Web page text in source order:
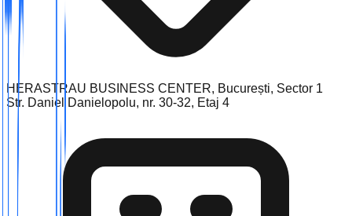
HERASTRAU BUSINESS CENTER, București, Sector 1
Str. Daniel Danielopolu, nr. 30-32, Etaj 4